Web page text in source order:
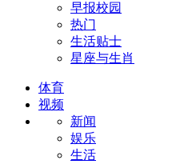
早报校园
热门
生活贴士
星座与生肖
体育
视频
新闻
娱乐
生活